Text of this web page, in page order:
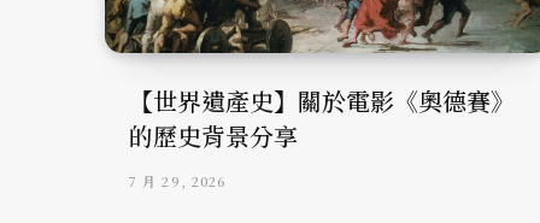
【世界遺產史】關於電影《奧德賽》
的歷史背景分享
7 月 29, 2026